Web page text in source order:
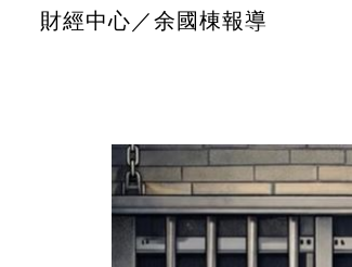
財經中心／余國棟報導